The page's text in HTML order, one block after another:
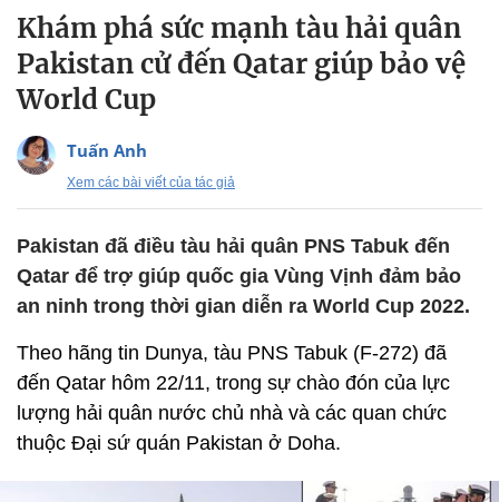
Khám phá sức mạnh tàu hải quân
Pakistan cử đến Qatar giúp bảo vệ
World Cup
Tuấn Anh
Xem các bài viết của tác giả
Pakistan đã điều tàu hải quân PNS Tabuk đến
Qatar để trợ giúp quốc gia Vùng Vịnh đảm bảo
an ninh trong thời gian diễn ra World Cup 2022.
Theo hãng tin Dunya, tàu PNS Tabuk (F-272) đã
đến Qatar hôm 22/11, trong sự chào đón của lực
lượng hải quân nước chủ nhà và các quan chức
thuộc Đại sứ quán Pakistan ở Doha.